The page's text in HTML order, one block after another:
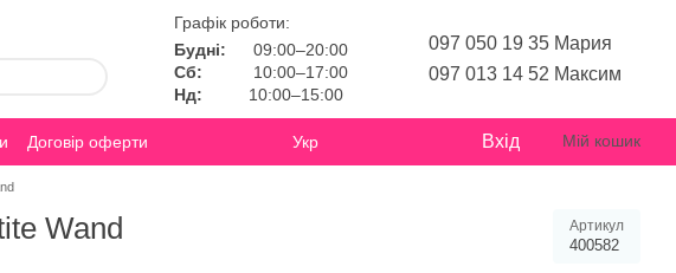
Графік роботи:
Будні:
09:00–20:00
Сб:
10:00–17:00
Нд:
10:00–15:00
097 050 19 35 Мария
097 013 14 52 Максим
Договір оферти
Укр Вхід Мій кошик
Wand Артикул
400582